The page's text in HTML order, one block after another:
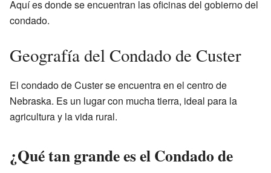
Aquí es donde se encuentran las oficinas del gobierno del
condado.
Geografía del Condado de Custer
El condado de Custer se encuentra en el centro de
Nebraska. Es un lugar con mucha tierra, ideal para la
agricultura y la vida rural.
¿Qué tan grande es el Condado de